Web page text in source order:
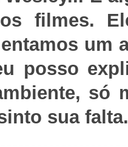
filmes.
um
posso
só
sua